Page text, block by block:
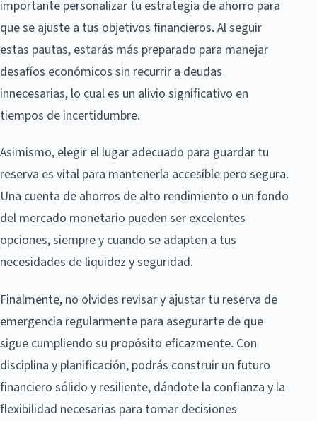
importante personalizar tu estrategia de ahorro para
que se ajuste a tus objetivos financieros. Al seguir
estas pautas, estarás más preparado para manejar
desafíos económicos sin recurrir a deudas
innecesarias, lo cual es un alivio significativo en
tiempos de incertidumbre.
Asimismo, elegir el lugar adecuado para guardar tu
reserva es vital para mantenerla accesible pero segura.
Una cuenta de ahorros de alto rendimiento o un fondo
del mercado monetario pueden ser excelentes
opciones, siempre y cuando se adapten a tus
necesidades de liquidez y seguridad.
Finalmente, no olvides revisar y ajustar tu reserva de
emergencia regularmente para asegurarte de que
sigue cumpliendo su propósito eficazmente. Con
disciplina y planificación, podrás construir un futuro
financiero sólido y resiliente, dándote la confianza y la
flexibilidad necesarias para tomar decisiones